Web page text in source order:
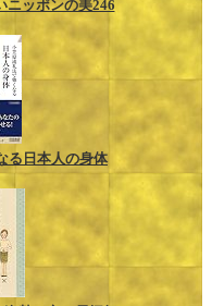
ニッポンの美246
る日本人の身体